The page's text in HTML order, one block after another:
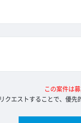
この案件は
クエストすることで、優先